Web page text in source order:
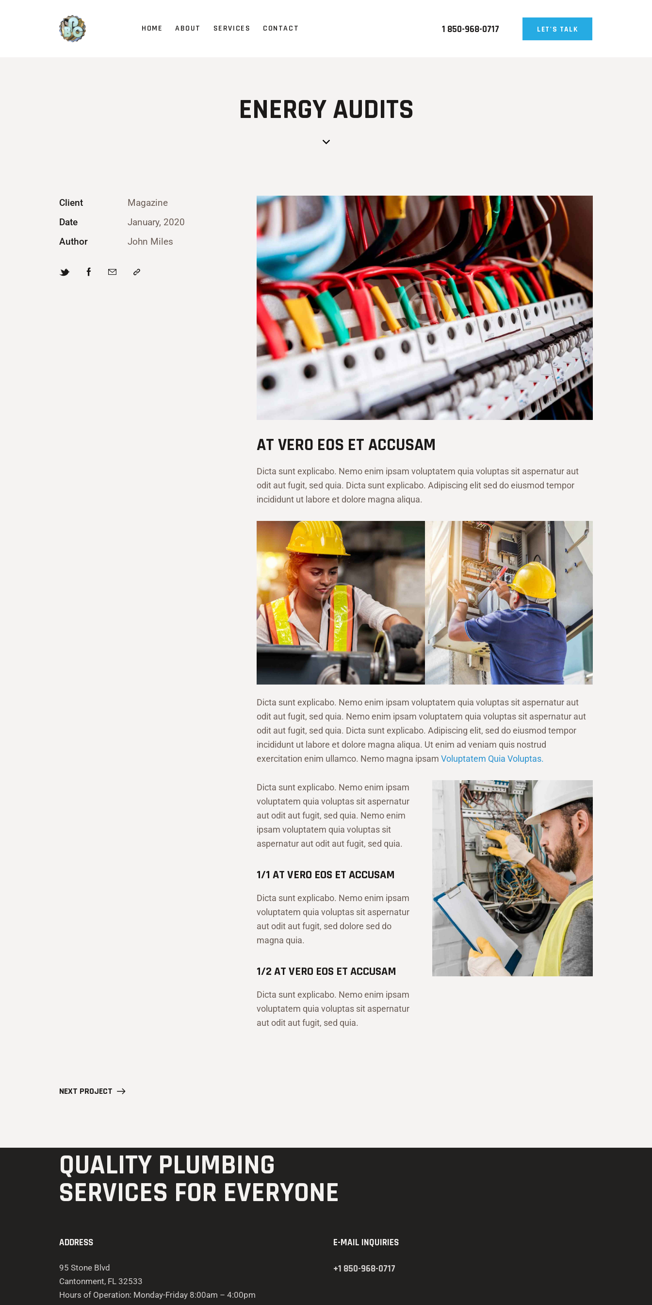
HOME ABOUT SERVICES CONTACT 1 850-968-0717 LET'S TALK
ENERGY AUDITS
Client
Magazine
Date
January, 2020
Author
John Miles
AT VERO EOS ET ACCUSAM
Dicta sunt explicabo. Nemo enim ipsam voluptatem quia voluptas sit aspernatur aut
odit aut fugit, sed quia. Dicta sunt explicabo. Adipiscing elit sed do eiusmod tempor
incididunt ut labore et dolore magna aliqua.
Dicta sunt explicabo. Nemo enim ipsam voluptatem quia voluptas sit aspernatur aut
odit aut fugit, sed quia. Nemo enim ipsam voluptatem quia voluptas sit aspernatur aut
odit aut fugit, sed quia. Dicta sunt explicabo. Adipiscing elit, sed do eiusmod tempor
incididunt ut labore et dolore magna aliqua. Ut enim ad veniam quis nostrud
exercitation enim ullamco. Nemo magna ipsam Voluptatem Quia Voluptas.
Dicta sunt explicabo. Nemo enim ipsam
voluptatem quia voluptas sit aspernatur
aut odit aut fugit, sed quia. Nemo enim
ipsam voluptatem quia voluptas sit
aspernatur aut odit aut fugit, sed quia.
1/1 AT VERO EOS ET ACCUSAM
Dicta sunt explicabo. Nemo enim ipsam
voluptatem quia voluptas sit aspernatur
aut odit aut fugit, sed dolore sed do
magna quia.
1/2 AT VERO EOS ET ACCUSAM
Dicta sunt explicabo. Nemo enim ipsam
voluptatem quia voluptas sit aspernatur
aut odit aut fugit, sed quia.
NEXT PROJECT
QUALITY PLUMBING
SERVICES FOR EVERYONE
ADDRESS
95 Stone Blvd
Cantonment, FL 32533
Hours of Operation: Monday-Friday 8:00am – 4:00pm
E-MAIL INQUIRIES
+1 850-968-0717